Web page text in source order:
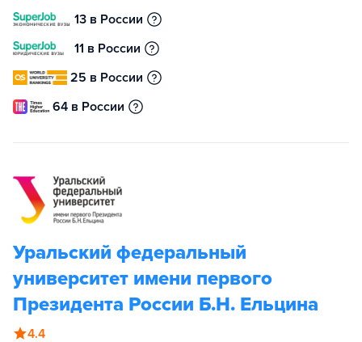
13 в России
11 в России
25 в России
64 в России
Уральский федеральный
университет имени первого
Президента России Б.Н. Ельцина
4.4